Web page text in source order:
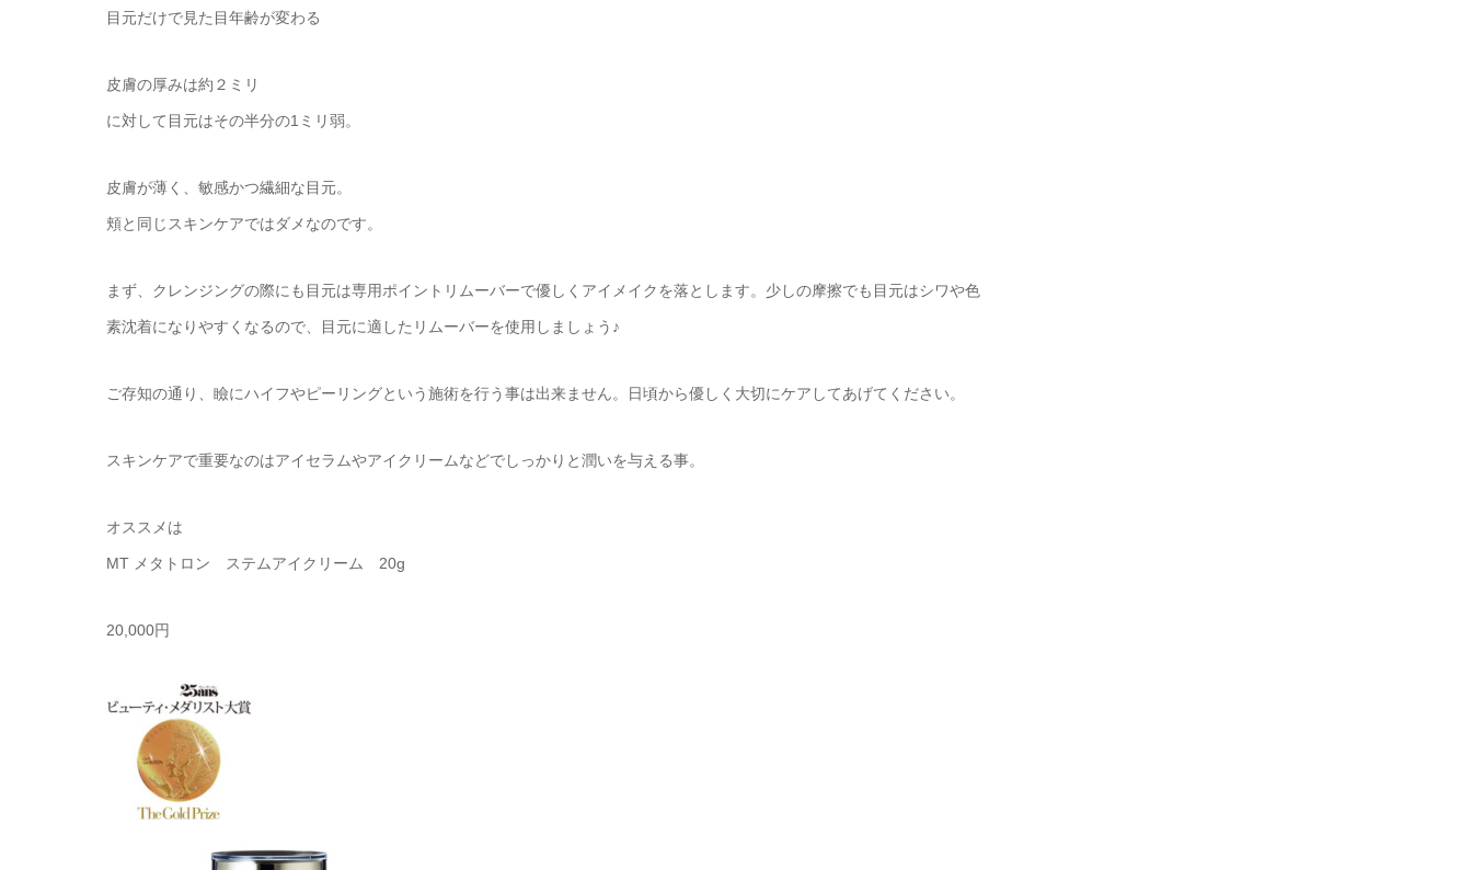
目元だけで見た目年齢が変わる
皮膚の厚みは約２ミリ
に対して目元はその半分の1ミリ弱。
皮膚が薄く、敏感かつ繊細な目元。
頬と同じスキンケアではダメなのです。
まず、クレンジングの際にも目元は専用ポイントリムーバーで優しくアイメイクを落とします。少しの摩擦でも目元はシワや色
素沈着になりやすくなるので、目元に適したリムーバーを使用しましょう♪
ご存知の通り、瞼にハイフやピーリングという施術を行う事は出来ません。日頃から優しく大切にケアしてあげてください。
スキンケアで重要なのはアイセラムやアイクリームなどでしっかりと潤いを与える事。
オススメは
MT メタトロン ステムアイクリーム 20g
20,000円